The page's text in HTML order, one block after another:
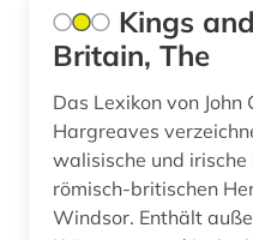
jurist (2)
katalog (2)
Kings
Britain, The
Das Lexikon von John
Hargreaves
walisische und
römisch-britischen
Windsor. Enthält